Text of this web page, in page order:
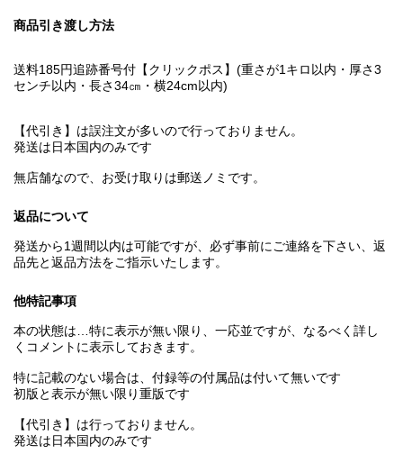
商品引き渡し方法
送料185円追跡番号付【クリックポス】(重さが1キロ以内・厚さ3
センチ以内・長さ34㎝・横24cm以内)
【代引き】は誤注文が多いので行っておりません。
発送は日本国内のみです
無店舗なので、お受け取りは郵送ノミです。
返品について
発送から1週間以内は可能ですが、必ず事前にご連絡を下さい、返
品先と返品方法をご指示いたします。
他特記事項
本の状態は…特に表示が無い限り、一応並ですが、なるべく詳し
くコメントに表示しておきます。
特に記載のない場合は、付録等の付属品は付いて無いです
初版と表示が無い限り重版です
【代引き】は行っておりません。
発送は日本国内のみです